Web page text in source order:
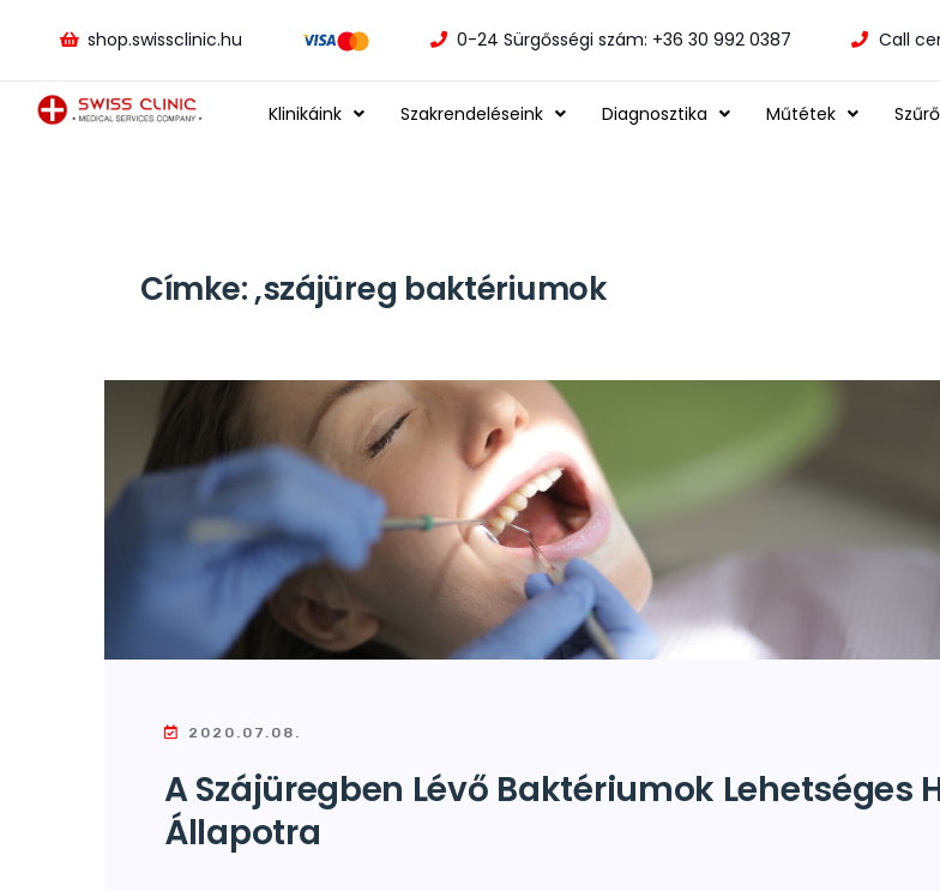
shop.swissclinic.hu 0-24 Sürgősségi szám: +36 30 992 0387 Call
Klinikáink Szakrendeléseink Diagnosztika Műtétek
Címke:,szájüreg baktériumok
2020.07.08.
A Szájüregben Lévő Baktériumok Lehetséges
Állapotra